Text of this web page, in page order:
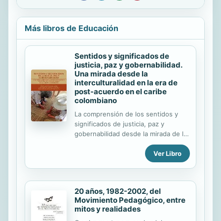
Más libros de Educación
Sentidos y significados de
justicia, paz y gobernabilidad.
Una mirada desde la
interculturalidad en la era de
post-acuerdo en el caribe
colombiano
La comprensión de los sentidos y
significados de justicia, paz y
gobernabilidad desde la mirada de la
interculturalidad en la era del
Acuerdo de Paz en el Caribe
colombiano, es saber escuchar. Más
“buen elitismo” busca que los
mejores, los más común; desde la
interculturalidad se busca que todos
participemos en las decisiones,
Ver Libro
20 años, 1982-2002, del
Movimiento Pedagógico, entre
mitos y realidades